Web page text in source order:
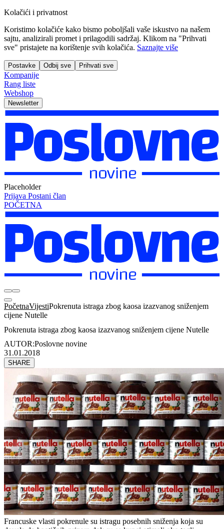
Kolačići i privatnost
Koristimo kolačiće kako bismo poboljšali vaše iskustvo na našem
sajtu, analizirali promet i prilagodili sadržaj. Klikom na "Prihvati
sve" pristajete na korištenje svih kolačića. Saznajte više
Postavke Odbij sve Prihvati sve
Kompanije
Rang liste
Webshop
Newsletter
Placeholder
Prijava Postani član
POČETNA
PočetnaVijestiPokrenuta istraga zbog kaosa izazvanog sniženjem
cijene Nutelle
Pokrenuta istraga zbog kaosa izazvanog sniženjem cijene Nutelle
AUTOR:Poslovne novine
31.01.2018
SHARE
Francuske vlasti pokrenule su istragu posebnih sniženja koja su